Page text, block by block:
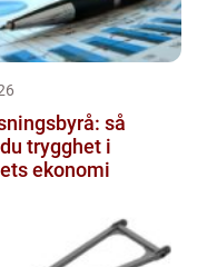
så
trygghet i
ekonomi